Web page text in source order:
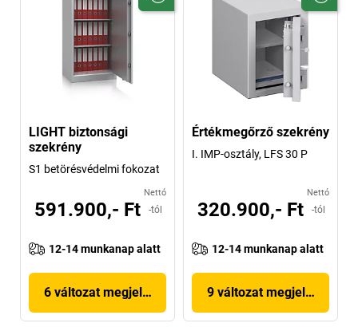
LIGHT biztonsági
szekrény
S1 betörésvédelmi fokozat
Nettó
591.900,- Ft -tól
12-14 munkanap alatt
6 változat megjelenítése
Értékmegőrző szekrény
I. IMP-osztály, LFS 30 P
Nettó
320.900,- Ft -tól
12-14 munkanap alatt
9 változat megjelenítése